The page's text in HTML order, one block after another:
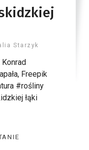
Starzyk
Freepik
#rośliny
łąki